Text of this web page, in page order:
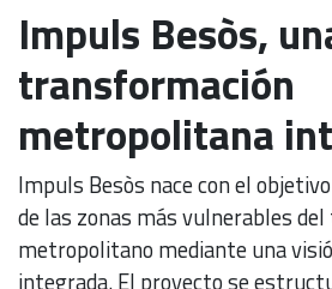
Impuls Besòs,
transformación
metropolitana
Impuls Besòs nace con el
de las zonas más vulnerables
metropolitano mediante una